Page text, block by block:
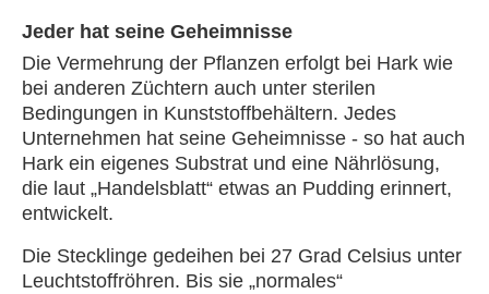
Jeder hat seine Geheimnisse
Die Vermehrung der Pflanzen erfolgt bei Hark wie
bei anderen Züchtern auch unter sterilen
Bedingungen in Kunststoffbehältern. Jedes
Unternehmen hat seine Geheimnisse - so hat auch
Hark ein eigenes Substrat und eine Nährlösung,
die laut „Handelsblatt“ etwas an Pudding erinnert,
entwickelt.
Die Stecklinge gedeihen bei 27 Grad Celsius unter
Leuchtstoffröhren. Bis sie „normales“